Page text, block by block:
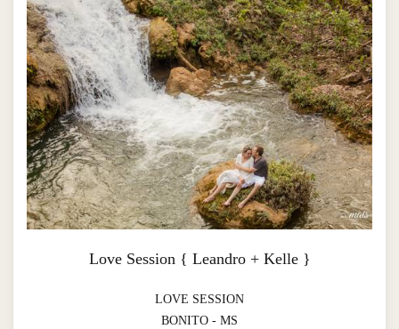
Love Session { Leandro + Kelle }
LOVE SESSION
BONITO - MS